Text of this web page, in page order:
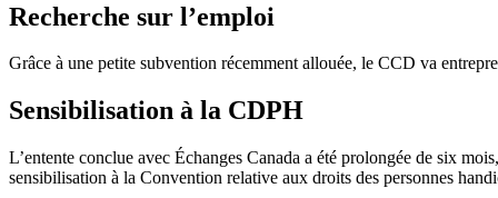
Recherche sur l’emploi
Grâce à une petite subvention récemment allouée, le CCD va
Sensibilisation à la CDPH
L’entente conclue avec Échanges Canada a été prolongée de six
sensibilisation à la Convention relative aux droits des personnes